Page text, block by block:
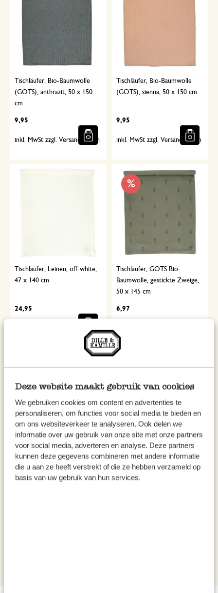
Deze website maakt gebruik van cookies
We gebruiken cookies om content en advertenties te
personaliseren, om functies voor social media te bieden en
om ons websiteverkeer te analyseren. Ook delen we
informatie over uw gebruik van onze site met onze partners
voor social media, adverteren en analyse. Deze partners
kunnen deze gegevens combineren met andere informatie
die u aan ze heeft verstrekt of die ze hebben verzameld op
basis van uw gebruik van hun services.
Tischläufer, Bio-Baumwolle
(GOTS), anthrazit, 50 x 150
cm
9,95
inkl. MwSt zzgl. Versandkosten
Tischläufer, Bio-Baumwolle
(GOTS), sienna, 50 x 150 cm
9,95
inkl. MwSt zzgl. Versandkosten
Tischläufer, Leinen, off-white,
47 x 140 cm
24,95
inkl. MwSt zzgl. Versandkosten
%
Tischläufer, GOTS Bio-
Baumwolle, gestickte Zweige,
50 x 145 cm
6,97
Ausverkauft
%
Tischläufer, recyc. Baumwolle,
kariert, 50 x 150 cm